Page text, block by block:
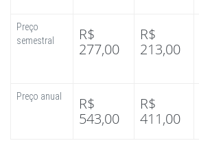
Preço
semestral
R$
277,00
R$
213,00
Preço anual
R$
543,00
R$
411,00